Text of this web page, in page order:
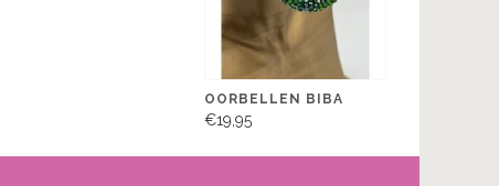
OORBELLEN BIBA
€19,95